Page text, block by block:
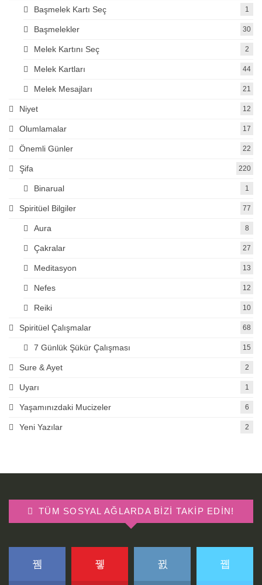
Başmelek Kartı Seç 1
Başmelekler 30
Melek Kartını Seç 2
Melek Kartları 44
Melek Mesajları 21
Niyet 12
Olumlamalar 17
Önemli Günler 22
Şifa 220
Binarual 1
Spiritüel Bilgiler 77
Aura 8
Çakralar 27
Meditasyon 13
Nefes 12
Reiki 10
Spiritüel Çalışmalar 68
7 Günlük Şükür Çalışması 15
Sure & Ayet 2
Uyarı 1
Yaşamınızdaki Mucizeler 6
Yeni Yazılar 2
TÜM SOSYAL AĞLARDA BIZI TAKIP EDIN!